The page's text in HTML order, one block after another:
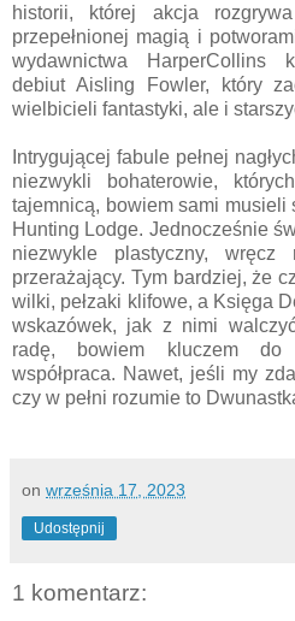
historii, której akcja
przepełnionej magią i
wydawnictwa HarperCollins
debiut Aisling Fowler, który
wielbicieli fantastyki, ale i
Intrygującej fabule pełnej
niezwykli bohaterowie,
tajemnicą, bowiem sami
Hunting Lodge. Jednocześnie
niezwykle plastyczny, wręcz
przerażający. Tym bardziej, że
wilki, pełzaki klifowe, a Księga
wskazówek, jak z nimi
radę, bowiem kluczem
współpraca. Nawet, jeśli my
czy w pełni rozumie to
on września 17, 2023
Udostępnij
1 komentarz: